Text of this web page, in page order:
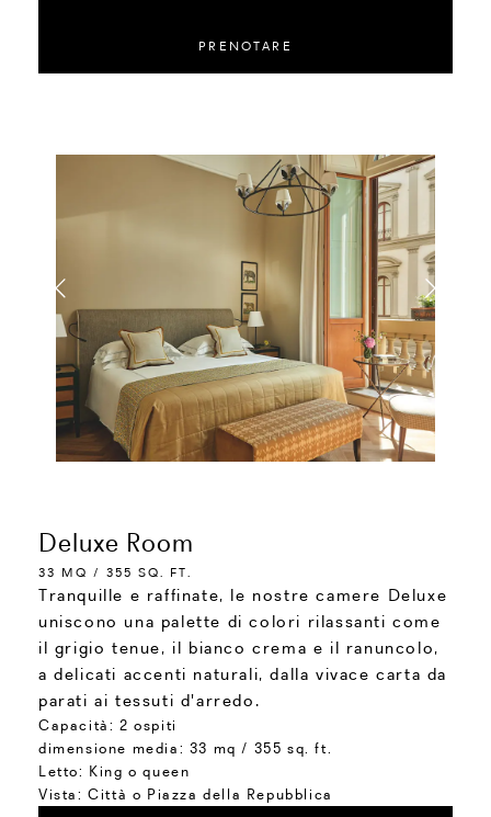
PRENOTARE
Deluxe Room
33 MQ / 355 SQ. FT.
Tranquille e raffinate, le nostre camere Deluxe
uniscono una palette di colori rilassanti come
il grigio tenue, il bianco crema e il ranuncolo,
a delicati accenti naturali, dalla vivace carta da
parati ai tessuti d'arredo.
Capacità: 2 ospiti
dimensione media: 33 mq / 355 sq. ft.
Letto: King o queen
Vista:Città o Piazza della Repubblica